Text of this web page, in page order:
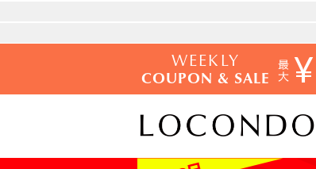
WEEKLY
COUPON & SALE ¥